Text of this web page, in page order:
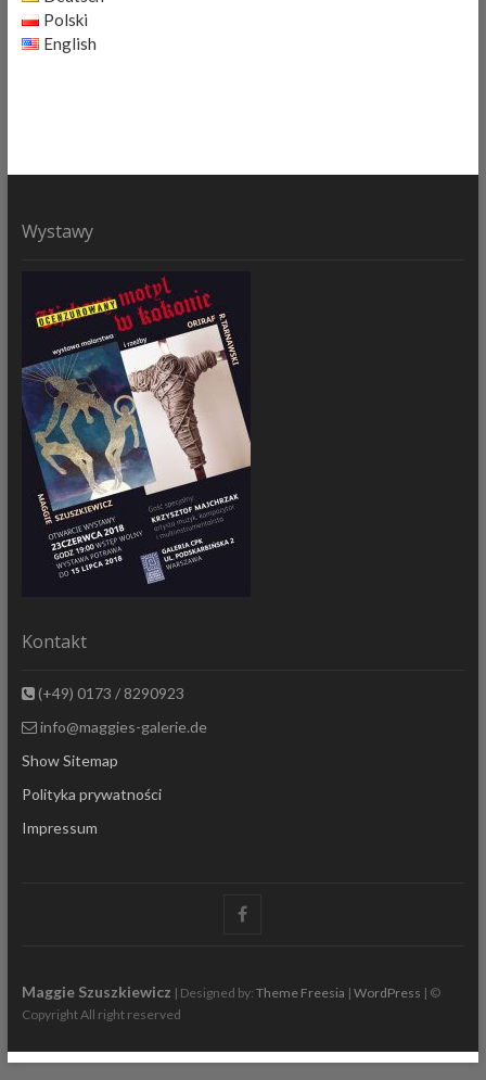
Polski
English
Wystawy
Kontakt
(+49) 0173 / 8290923
info@maggies-galerie.de
Show Sitemap
Polityka prywatności
Impressum
Facebook
Maggie Szuszkiewicz | Designed by: Theme Freesia | WordPress | ©
Copyright All right reserved